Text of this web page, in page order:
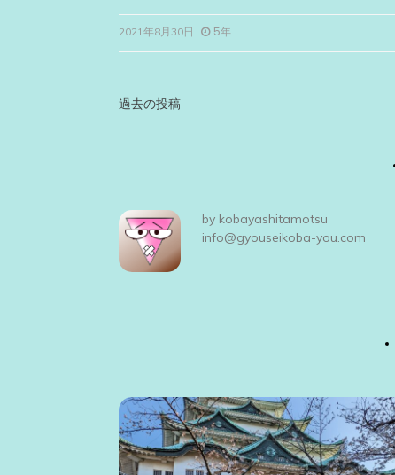
2021年8月30日 5年
投
ビ
ゲ
ー
過去の投稿
by kobayashitamotsu
info@gyouseikoba-you.com